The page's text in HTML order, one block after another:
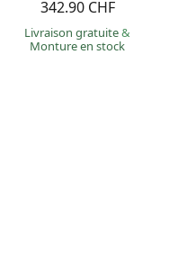
342.90 CHF
Livraison gratuite&
Monture en stock